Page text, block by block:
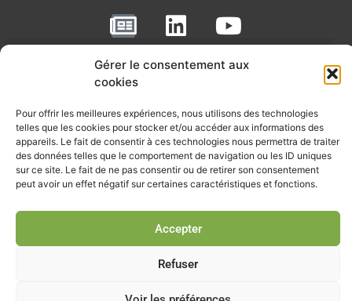
Gérer le consentement aux
cookies
Pour offrir les meilleures expériences, nous utilisons des technologies
telles que les cookies pour stocker et/ou accéder aux informations des
appareils. Le fait de consentir à ces technologies nous permettra de traiter
des données telles que le comportement de navigation ou les ID uniques
sur ce site. Le fait de ne pas consentir ou de retirer son consentement
peut avoir un effet négatif sur certaines caractéristiques et fonctions.
Accepter
Refuser
N
e
w
s
p
a
p
e
r
L
i
n
e
d
i
n
Y
o
u
u
b
e
RECEVOIR L'ACTU DE LA FILIÈRE
rendez-vous importants de la filière, nos offres de stages et
d’emplois…
Je m'abonne à la lettre d'info
© Union professionnelle du génie écologique - Tous droits
réservés - 2026